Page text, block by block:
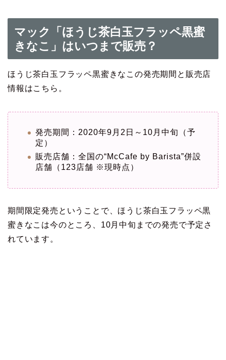
マック「ほうじ茶白玉フラッペ黒蜜
きなこ」はいつまで販売？
ほうじ茶白玉フラッペ黒蜜きなこの発売期間と販売店
情報はこちら。
発売期間：2020年9月2日～10月中旬（予
定）
販売店舗：全国の“McCafe by Barista”併設
店舗（123店舗 ※現時点）
期間限定発売ということで、ほうじ茶白玉フラッペ黒
蜜きなこは今のところ、10月中旬までの発売で予定さ
れています。